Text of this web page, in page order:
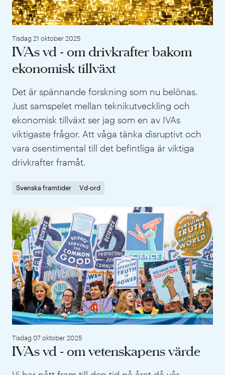
Tisdag 21 oktober 2025
IVAs vd - om drivkrafter bakom
ekonomisk tillväxt
Det är spännande forskning som nu belönas.
Just samspelet mellan teknikutveckling och
ekonomisk tillväxt ser jag som en av IVAs
viktigaste frågor. Att våga tänka disruptivt och
vara osentimental till det befintliga är viktiga
drivkrafter framåt.
Svenska framtider Vd-ord
Tisdag 07 oktober 2025
IVAs vd - om vetenskapens värde